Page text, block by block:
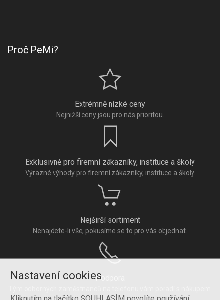
Nastavení cookies
Proč PeMi?
Extrémně nízké ceny
Nejnižší ceny jsou pro nás prioritou.
Exklusivně pro firemní zákazníky, instituce a školy
Výrazné výhody pro firemní zákazníky, instituce a školy.
Nejširší sortiment
Nenajdete-li vše, pokusíme se to pro vás objednat.
Podpora